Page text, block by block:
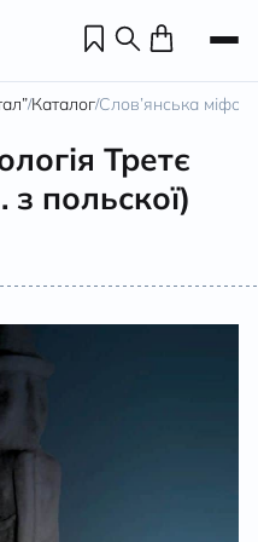
/Каталог/Слов’янська
Третє
польскої)